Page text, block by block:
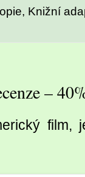
, Knižní
–
film,